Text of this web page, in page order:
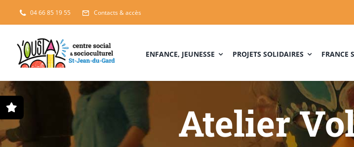
Passer
au
contenu
04 66 85 19 55 Contacts & accès
ENFANCE, JEUNESSE PROJETS SOLIDAIRES FRANCE
Atelier